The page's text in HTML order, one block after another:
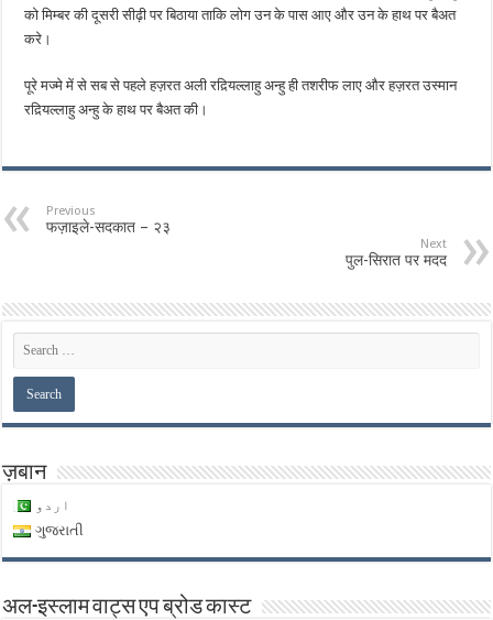
को मिम्बर की दूसरी सीढ़ी पर बिठाया ताकि लोग उन के पास आए और उन के हाथ पर बैअत
करे।
पूरे मज्मे में से सब से पहले हज़रत अली रद़ियल्लाहु अन्हु ही तशरीफ लाए और हज़रत उस्मान
रद़ियल्लाहु अन्हु के हाथ पर बैअत की।
Previous
फज़ाइले-सदकात – २३
Next
पुल-सिरात पर मदद
ज़बान
اردو
ગુજરાતી
अल-इस्लाम वाट्स एप ब्रोड कास्ट